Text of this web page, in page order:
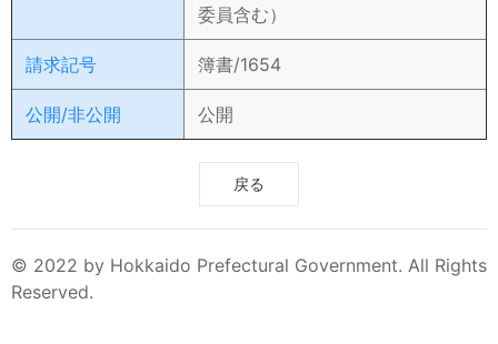
委員含む）
請求記号 簿書/1654
公開/非公開 公開
戻る
© 2022 by Hokkaido Prefectural Government. All Rights
Reserved.